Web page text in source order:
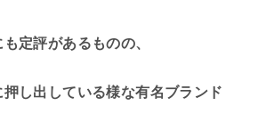
定評があるものの、
し出している様な有名ブランド